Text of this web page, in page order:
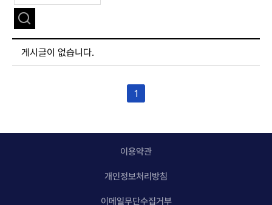
게시글이 없습니다.
1
이용약관
개인정보처리방침
이메일무단수집거부